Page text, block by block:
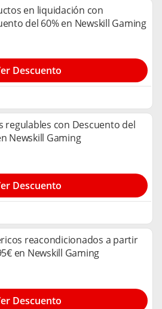
en liquidación con
del 60% en Newskill Gaming
Descuento
regulables con Descuento del
Newskill Gaming
Descuento
reacondicionados a partir
en Newskill Gaming
Descuento